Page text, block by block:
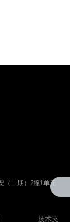
二期）2幢1单元
限公司 技术支